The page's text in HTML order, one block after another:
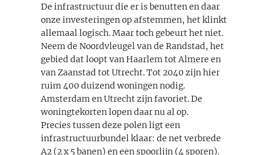
De infrastructuur die er is benutten en daar
onze investeringen op afstemmen, het klinkt
allemaal logisch. Maar toch gebeurt het niet.
Neem de Noordvleugel van de Randstad, het
gebied dat loopt van Haarlem tot Almere en
van Zaanstad tot Utrecht. Tot 2040 zijn hier
ruim 400 duizend woningen nodig.
Amsterdam en Utrecht zijn favoriet. De
woningtekorten lopen daar nu al op.
Precies tussen deze polen ligt een
infrastructuurbundel klaar: de net verbrede
A2 (2 x 5 banen) en een spoorlijn (4 sporen).